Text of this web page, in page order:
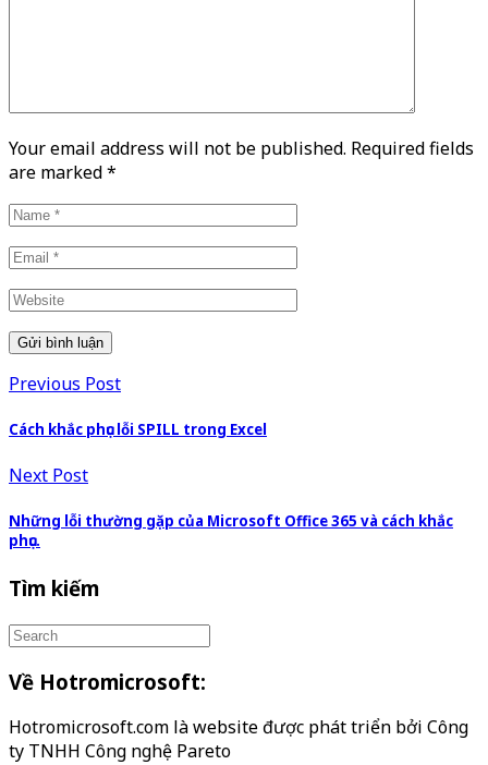
Your email address will not be published. Required fields
are marked*
Previous Post
Cách khắc phục lỗi SPILL trong Excel
Next Post
Những lỗi thường gặp của Microsoft Office 365 và cách khắc
phục.
Tìm kiếm
Về Hotromicrosoft:
Hotromicrosoft.com là website được phát triển bởi Công
ty TNHH Công nghệ Pareto